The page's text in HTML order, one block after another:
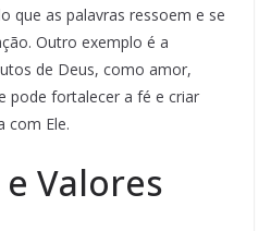
que as palavras ressoem e se
Outro exemplo é a
de Deus, como amor,
pode fortalecer a fé e criar
com Ele.
Valores